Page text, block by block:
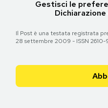
Gestisci le
Il Post è una testata registrata
28 settembre 2009 - ISSN